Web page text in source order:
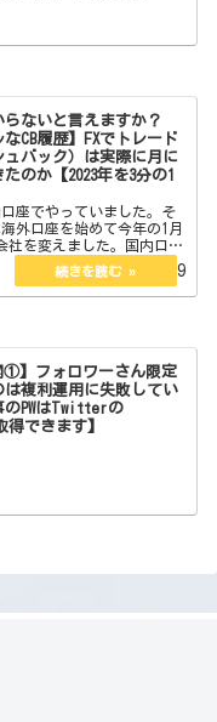
らないと言えますか？
CB履歴】FXでトレード
ュバック）は実際に月に
のか【2023年を3分の1
座でやっていました。そ
外口座を始めて今年の1月
社を変えました。国内口座
なCBの仕組みはなくyjfxの
返ってくるものは利用して
2023.04.29
】フォロワーさん限定
複利運用に失敗してい
PWはTwitterの
得できます】